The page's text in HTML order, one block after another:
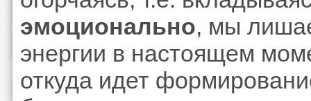
эмоционально, мы
энергии в настоящем
откуда идет